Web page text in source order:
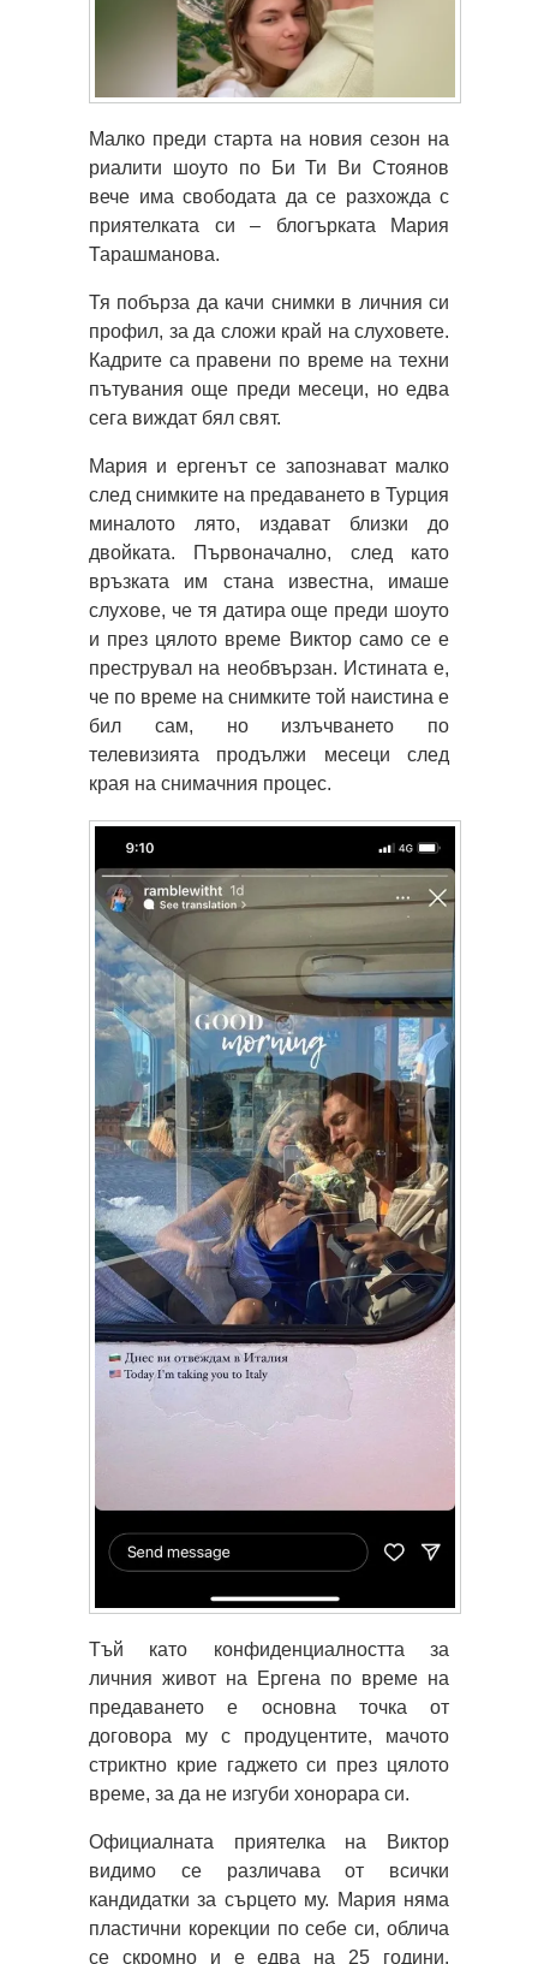
Малко преди старта на новия сезон на
риалити шоуто по Би Ти Ви Стоянов
вече има свободата да се разхожда с
приятелката си – блогърката Мария
Тарашманова.
Тя побърза да качи снимки в личния си
профил, за да сложи край на слуховете.
Кадрите са правени по време на техни
пътувания още преди месеци, но едва
сега виждат бял свят.
Мария и ергенът се запознават малко
след снимките на предаването в Турция
миналото лято, издават близки до
двойката. Първоначално, след като
връзката им стана известна, имаше
слухове, че тя датира още преди шоуто
и през цялото време Виктор само се е
преструвал на необвързан. Истината е,
че по време на снимките той наистина е
бил сам, но излъчването по
телевизията продължи месеци след
края на снимачния процес.
Тъй като конфиденциалността за
личния живот на Ергена по време на
предаването е основна точка от
договора му с продуцентите, мачото
стриктно крие гаджето си през цялото
време, за да не изгуби хонорара си.
Официалната приятелка на Виктор
видимо се различава от всички
кандидатки за сърцето му. Мария няма
пластични корекции по себе си, облича
се скромно и е едва на 25 години.